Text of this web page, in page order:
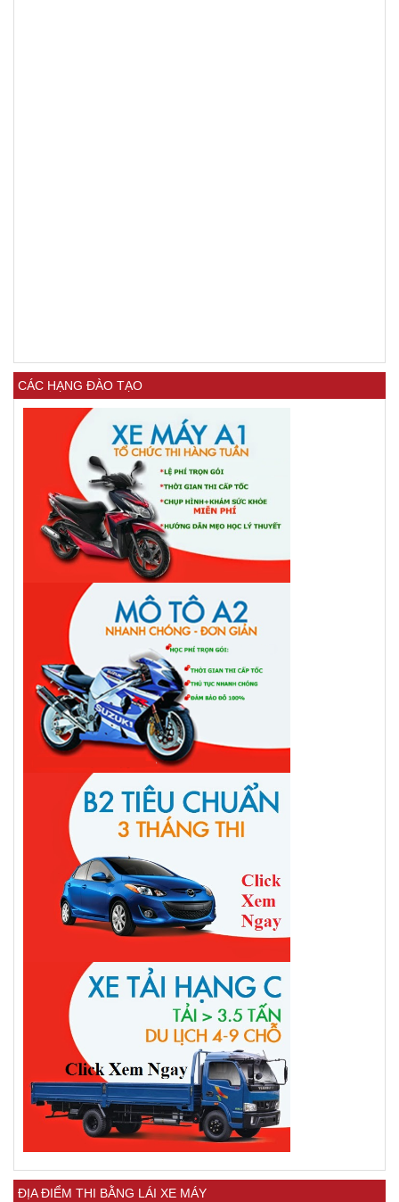
CÁC HẠNG ĐÀO TẠO
ĐỊA ĐIỂM THI BẰNG LÁI XE MÁY